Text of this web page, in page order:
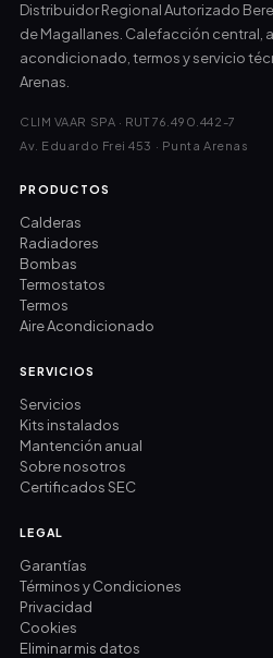
Distribuidor Regional Autorizado
de Magallanes. Calefacción central,
acondicionado, termos y servicio
Arenas.
CLIM VAAR SPA · RUT 76.490.442-7
Av. Eduardo Frei 453 · Punta Arenas
PRODUCTOS
Calderas
Radiadores
Bombas
Termostatos
Termos
Aire Acondicionado
SERVICIOS
Servicios
Kits instalados
Mantención anual
Sobre nosotros
Certificados SEC
LEGAL
Garantías
Términos y Condiciones
Privacidad
Cookies
Eliminar mis datos